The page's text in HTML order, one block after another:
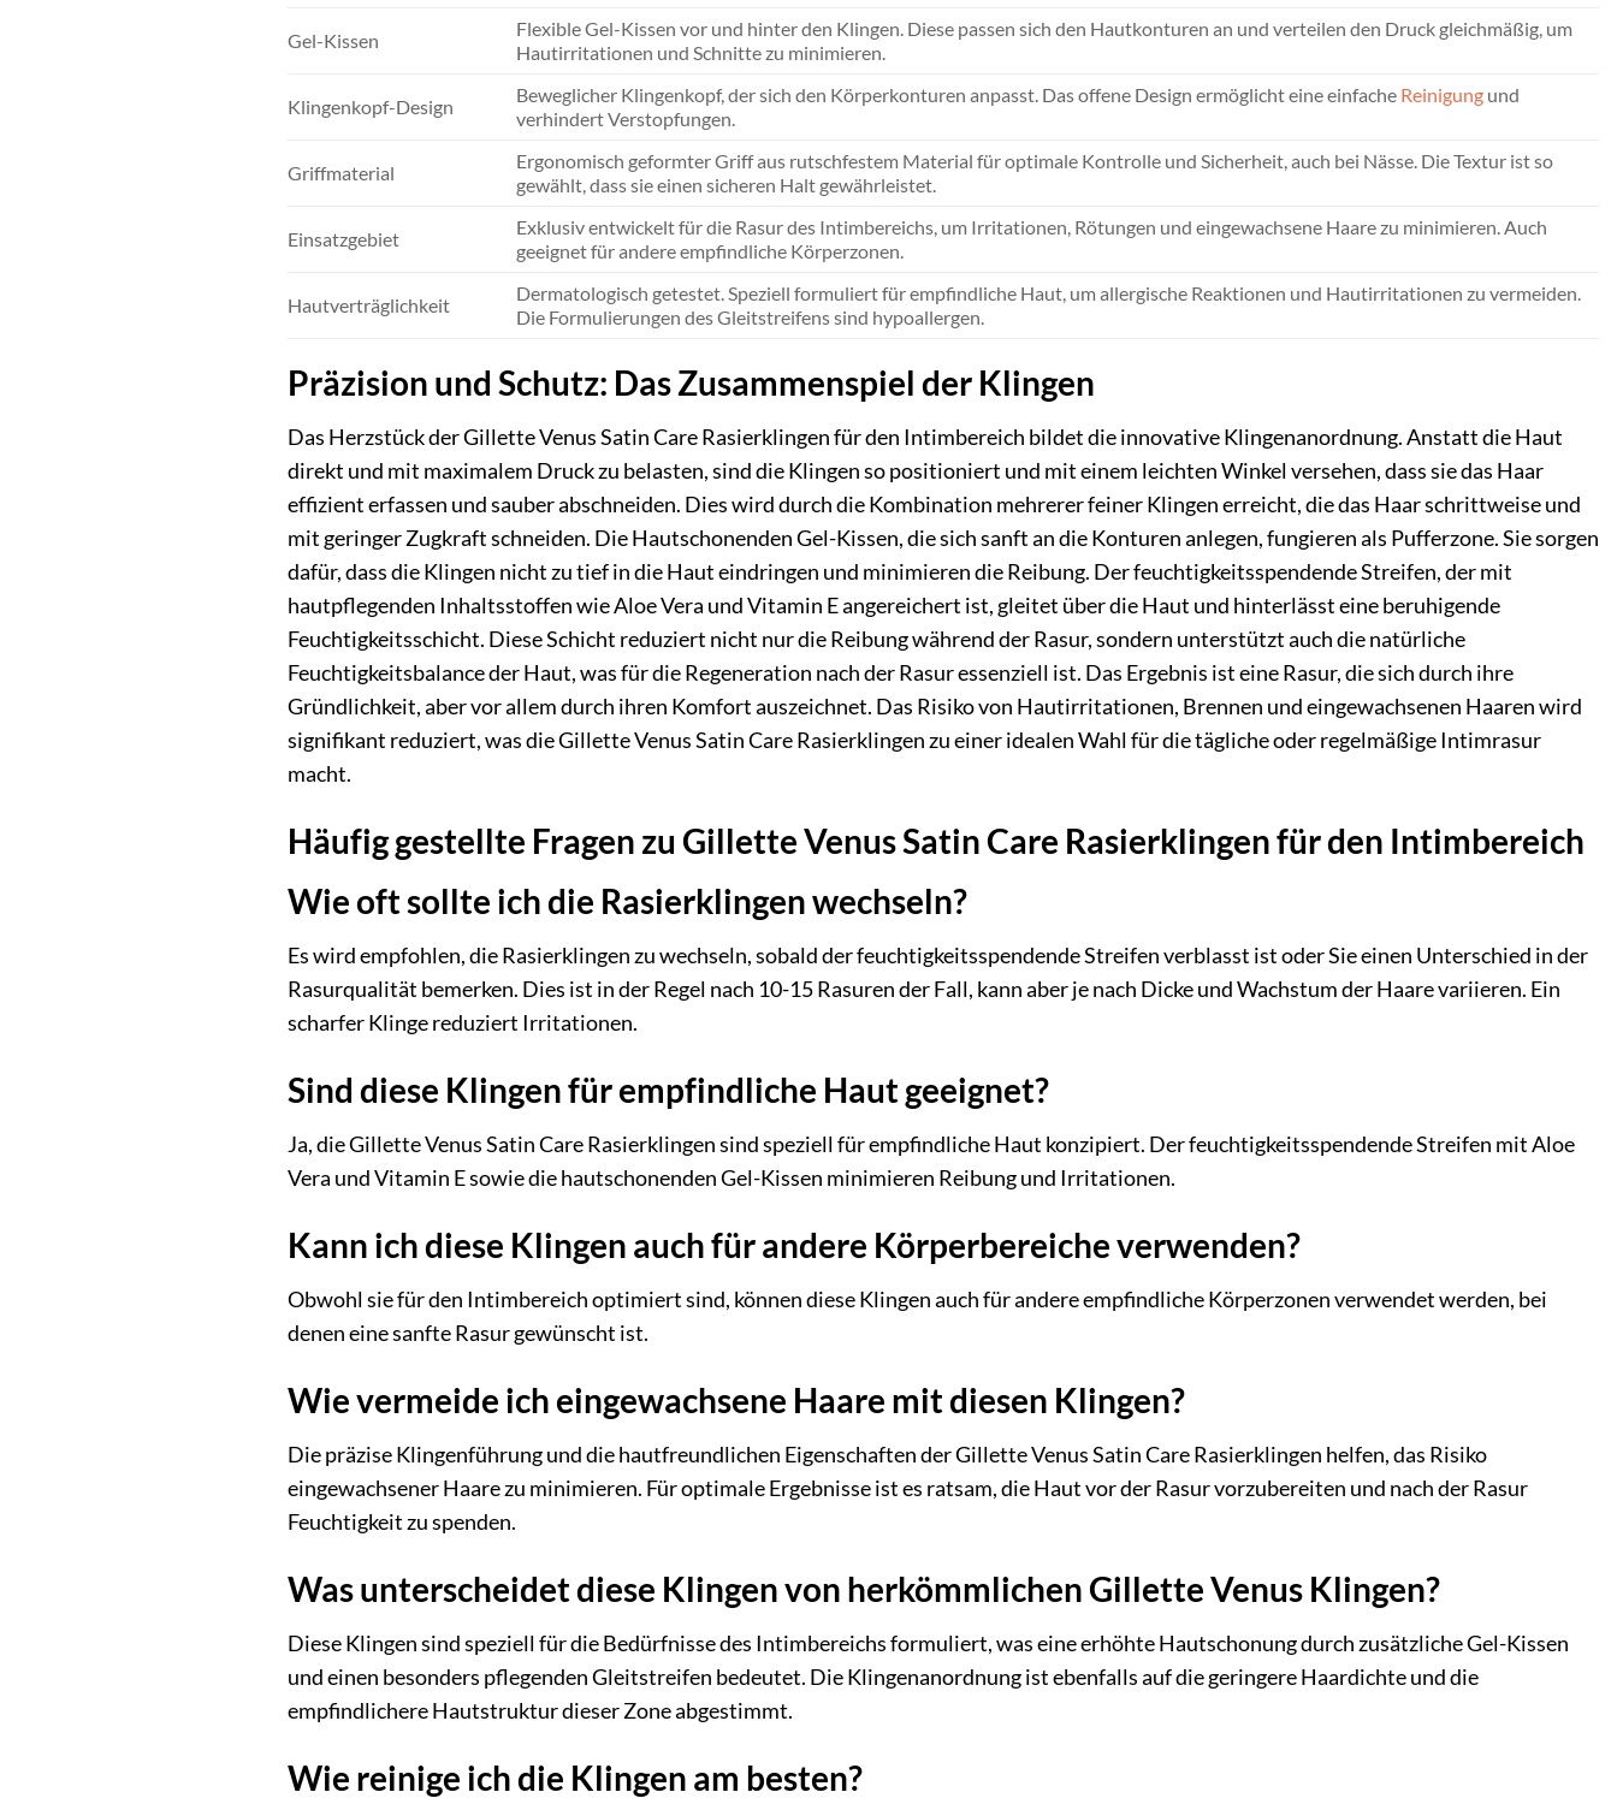
Gel-Kissen
Flexible Gel-Kissen vor und hinter den Klingen. Diese passen sich den Hautkonturen an und verteilen den Druck gleichmäßig, um
Hautirritationen und Schnitte zu minimieren.
Klingenkopf-Design
Beweglicher Klingenkopf, der sich den Körperkonturen anpasst. Das offene Design ermöglicht eine einfache Reinigungund
verhindert Verstopfungen.
Griffmaterial
Ergonomisch geformter Griff aus rutschfestem Material für optimale Kontrolle und Sicherheit, auch bei Nässe. Die Textur ist so
gewählt, dass sie einen sicheren Halt gewährleistet.
Einsatzgebiet
Exklusiv entwickelt für die Rasur des Intimbereichs, um Irritationen, Rötungen und eingewachsene Haare zu minimieren. Auch
geeignet für andere empfindliche Körperzonen.
Hautverträglichkeit
Dermatologisch getestet. Speziell formuliert für empfindliche Haut, um allergische Reaktionen und Hautirritationen zu vermeiden.
Die Formulierungen des Gleitstreifens sind hypoallergen.
Präzision und Schutz: Das Zusammenspiel der Klingen
Das Herzstück der Gillette Venus Satin Care Rasierklingen für den Intimbereich bildet die innovative Klingenanordnung. Anstatt die Haut
direkt und mit maximalem Druck zu belasten, sind die Klingen so positioniert und mit einem leichten Winkel versehen, dass sie das Haar
effizient erfassen und sauber abschneiden. Dies wird durch die Kombination mehrerer feiner Klingen erreicht, die das Haar schrittweise und
mit geringer Zugkraft schneiden. Die Hautschonenden Gel-Kissen, die sich sanft an die Konturen anlegen, fungieren als Pufferzone. Sie sorgen
dafür, dass die Klingen nicht zu tief in die Haut eindringen und minimieren die Reibung. Der feuchtigkeitsspendende Streifen, der mit
hautpflegenden Inhaltsstoffen wie Aloe Vera und Vitamin E angereichert ist, gleitet über die Haut und hinterlässt eine beruhigende
Feuchtigkeitsschicht. Diese Schicht reduziert nicht nur die Reibung während der Rasur, sondern unterstützt auch die natürliche
Feuchtigkeitsbalance der Haut, was für die Regeneration nach der Rasur essenziell ist. Das Ergebnis ist eine Rasur, die sich durch ihre
Gründlichkeit, aber vor allem durch ihren Komfort auszeichnet. Das Risiko von Hautirritationen, Brennen und eingewachsenen Haaren wird
signifikant reduziert, was die Gillette Venus Satin Care Rasierklingen zu einer idealen Wahl für die tägliche oder regelmäßige Intimrasur
macht.
Häufig gestellte Fragen zu Gillette Venus Satin Care Rasierklingen für den Intimbereich
Wie oft sollte ich die Rasierklingen wechseln?
Es wird empfohlen, die Rasierklingen zu wechseln, sobald der feuchtigkeitsspendende Streifen verblasst ist oder Sie einen Unterschied in der
Rasurqualität bemerken. Dies ist in der Regel nach 10-15 Rasuren der Fall, kann aber je nach Dicke und Wachstum der Haare variieren. Ein
scharfer Klinge reduziert Irritationen.
Sind diese Klingen für empfindliche Haut geeignet?
Ja, die Gillette Venus Satin Care Rasierklingen sind speziell für empfindliche Haut konzipiert. Der feuchtigkeitsspendende Streifen mit Aloe
Vera und Vitamin E sowie die hautschonenden Gel-Kissen minimieren Reibung und Irritationen.
Kann ich diese Klingen auch für andere Körperbereiche verwenden?
Obwohl sie für den Intimbereich optimiert sind, können diese Klingen auch für andere empfindliche Körperzonen verwendet werden, bei
denen eine sanfte Rasur gewünscht ist.
Wie vermeide ich eingewachsene Haare mit diesen Klingen?
Die präzise Klingenführung und die hautfreundlichen Eigenschaften der Gillette Venus Satin Care Rasierklingen helfen, das Risiko
eingewachsener Haare zu minimieren. Für optimale Ergebnisse ist es ratsam, die Haut vor der Rasur vorzubereiten und nach der Rasur
Feuchtigkeit zu spenden.
Was unterscheidet diese Klingen von herkömmlichen Gillette Venus Klingen?
Diese Klingen sind speziell für die Bedürfnisse des Intimbereichs formuliert, was eine erhöhte Hautschonung durch zusätzliche Gel-Kissen
und einen besonders pflegenden Gleitstreifen bedeutet. Die Klingenanordnung ist ebenfalls auf die geringere Haardichte und die
empfindlichere Hautstruktur dieser Zone abgestimmt.
Wie reinige ich die Klingen am besten?